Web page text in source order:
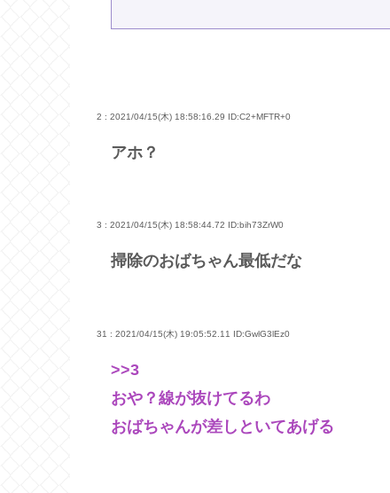
2 : 2021/04/15(木) 18:58:16.29 ID:C2+MFTR+0
アホ？
3 : 2021/04/15(木) 18:58:44.72 ID:bih73ZrW0
掃除のおばちゃん最低だな
31 : 2021/04/15(木) 19:05:52.11 ID:GwlG3lEz0
>>3
おや？線が抜けてるわ
おばちゃんが差しといてあげる